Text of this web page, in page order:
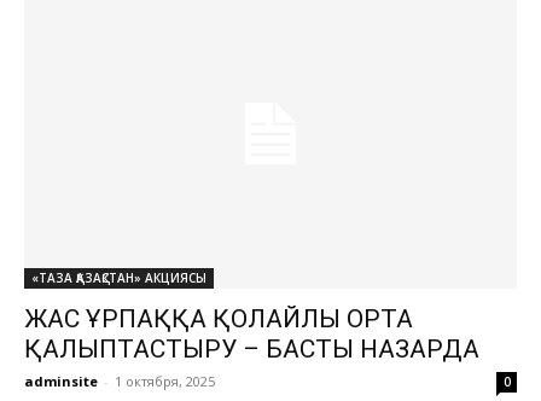
«ТАЗА ҚАЗАҚСТАН» АКЦИЯСЫ
ЖАС ҰРПАҚҚА ҚОЛАЙЛЫ ОРТА
ҚАЛЫПТАСТЫРУ – БАСТЫ НАЗАРДА
adminsite - 1 октября, 2025 0